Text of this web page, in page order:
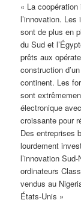
« La
l’innovation.
sont de plus en
du Sud et
prêts aux
construction
continent. Les
sont
électronique
croissante pour
Des entreprises
lourdement
l’innovation
ordinateurs
vendus au
États-Unis »